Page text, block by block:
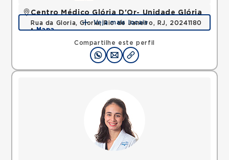
Compartilhe este perfil
Centro Médico Glória D'Or- Unidade Glória
Rua da Gloria, Gloria, Rio de Janeiro, RJ, 20241180
•Mapa
Veja mais locais